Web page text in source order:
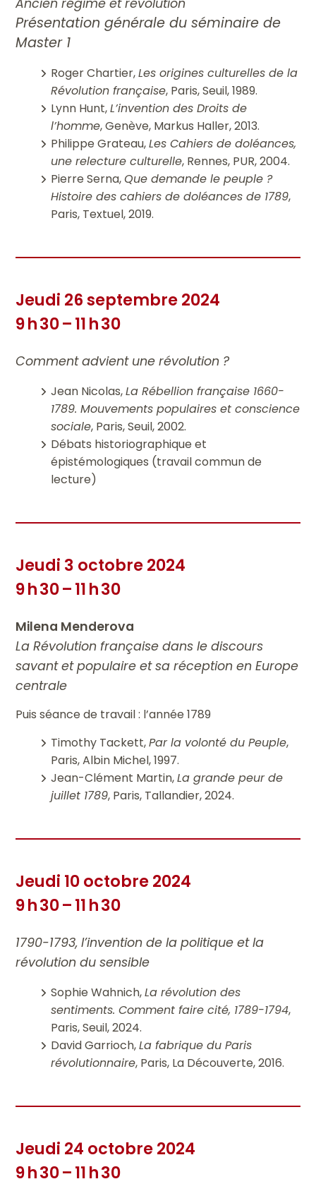
Présentation générale du séminaire de
Master 1
Roger Chartier,Les origines culturelles de la
Révolution française, Paris, Seuil, 1989.
Lynn Hunt,L’invention des Droits de
l’homme, Genève, Markus Haller, 2013.
Philippe Grateau,Les Cahiers de doléances,
une relecture culturelle, Rennes, PUR, 2004.
Pierre Serna,Que demande le peuple ?
Histoire des cahiers de doléances de 1789,
Paris, Textuel, 2019.
Jeudi 26 septembre 2024
9 h 30 – 11 h 30
Comment advient une révolution ?
Jean Nicolas,La Rébellion française 1660-
1789. Mouvements populaires et conscience
sociale, Paris, Seuil, 2002.
Débats historiographique et
épistémologiques (travail commun de
lecture)
Jeudi 3 octobre 2024
9 h 30 – 11 h 30
Milena Menderova
La Révolution française dans le discours
savant et populaire et sa réception en Europe
centrale
Puis séance de travail : l’année 1789
Timothy Tackett,Par la volonté du Peuple,
Paris, Albin Michel, 1997.
Jean-Clément Martin,La grande peur de
juillet 1789, Paris, Tallandier, 2024.
Jeudi 10 octobre 2024
9 h 30 – 11 h 30
1790-1793, l’invention de la politique et la
révolution du sensible
Sophie Wahnich,La révolution des
sentiments. Comment faire cité, 1789-1794,
Paris, Seuil, 2024.
David Garrioch,La fabrique du Paris
révolutionnaire, Paris, La Découverte, 2016.
Jeudi 24 octobre 2024
9 h 30 – 11 h 30